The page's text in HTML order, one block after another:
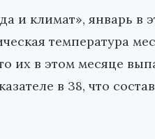
и климат», январь в
температура
то их в этом месяце
в 38, что